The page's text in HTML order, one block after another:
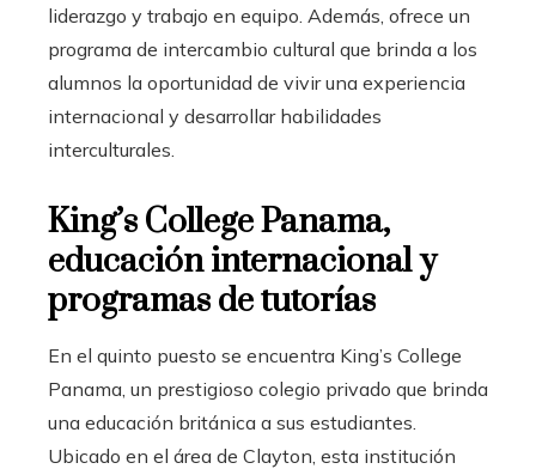
liderazgo y trabajo en equipo. Además, ofrece un
programa de intercambio cultural que brinda a los
alumnos la oportunidad de vivir una experiencia
internacional y desarrollar habilidades
interculturales.
King’s College Panama,
educación internacional y
programas de tutorías
En el quinto puesto se encuentra King’s College
Panama, un prestigioso colegio privado que brinda
una educación británica a sus estudiantes.
Ubicado en el área de Clayton, esta institución